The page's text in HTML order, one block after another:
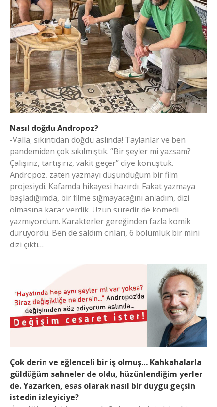
Nasıl doğdu Andropoz?
-Valla, sıkıntıdan doğdu aslında! Taylanlar ve ben
pandemiden çok sıkılmıştık. “Bir şeyler mi yazsam?
Çalışırız, tartışırız, vakit geçer” diye konuştuk.
Andropoz, zaten yazmayı düşündüğüm bir film
projesiydi. Kafamda hikayesi hazırdı. Fakat yazmaya
başladığımda, bir filme sığmayacağını anladım, dizi
olmasına karar verdik. Uzun süredir de komedi
yazmıyordum. Karakterler gereğinden fazla komik
duruyordu. Ben de saldım onları, 6 bölümlük bir mini
dizi çıktı…
Çok derin ve eğlenceli bir iş olmuş… Kahkahalarla
güldüğüm sahneler de oldu, hüzünlendiğim yerler
de. Yazarken, esas olarak nasıl bir duygu geçsin
istedin izleyiciye?